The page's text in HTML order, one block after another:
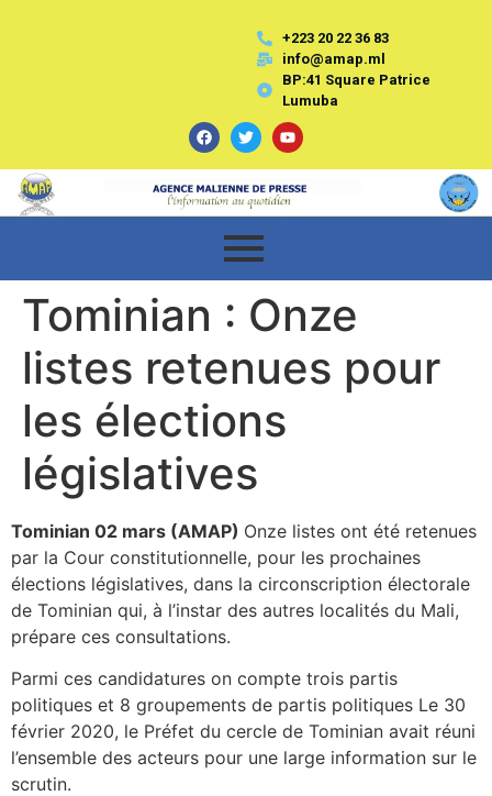
+223 20 22 36 83
info@amap.ml
BP:41 Square Patrice
Lumuba
Tominian : Onze
listes retenues pour
les élections
législatives
Tominian 02 mars (AMAP) Onze listes ont été retenues
par la Cour constitutionnelle, pour les prochaines
élections législatives, dans la circonscription électorale
de Tominian qui, à l’instar des autres localités du Mali,
prépare ces consultations.
Parmi ces candidatures on compte trois partis
politiques et 8 groupements de partis politiques Le 30
février 2020, le Préfet du cercle de Tominian avait réuni
l’ensemble des acteurs pour une large information sur le
scrutin.